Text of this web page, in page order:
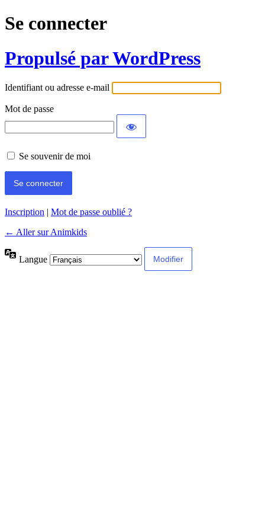
Se connecter
Propulsé par WordPress
Identifiant ou adresse e-mail
Mot de passe
Se souvenir de moi
Inscription | Mot de passe oublié ?
← Aller sur Animkids
Langue